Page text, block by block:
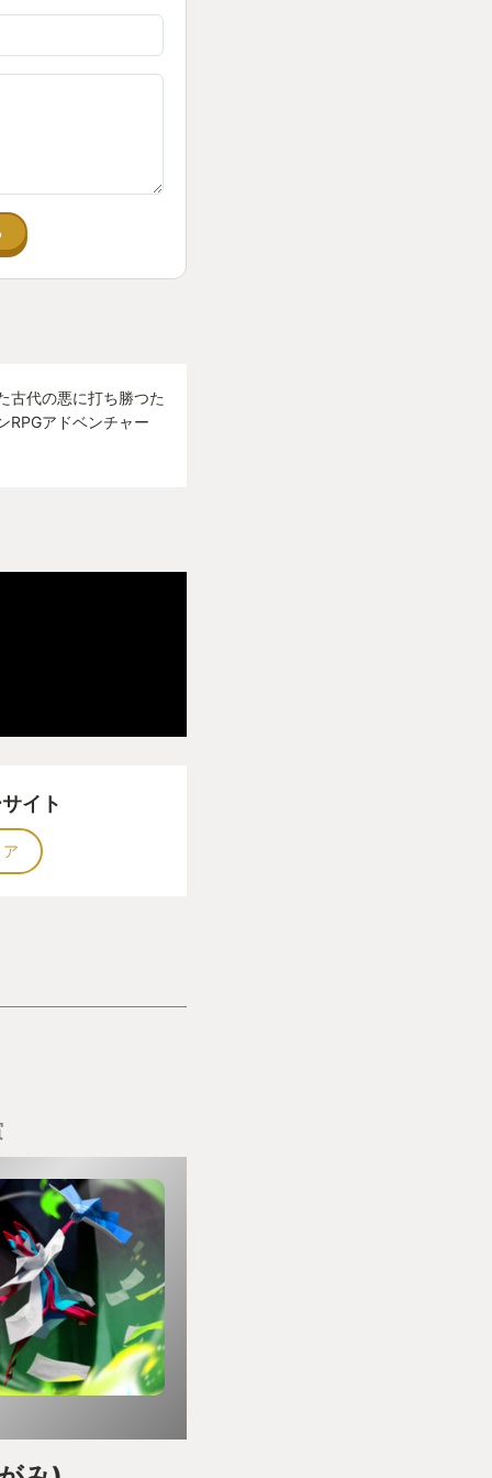
があり、倒した瞬
プの手ごたえで
を見失っているは
の復讐の物語。そ
ツイのにやめ時が
しいです。
の一振りです。
古代の悪に打ち勝つた
RPGアドベンチャー
イト